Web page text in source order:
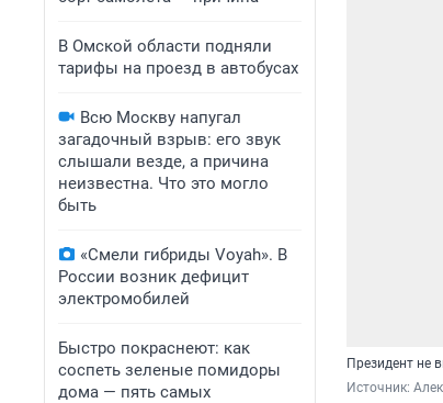
В Омской области подняли
тарифы на проезд в автобусах
Всю Москву напугал
загадочный взрыв: его звук
слышали везде, а причина
неизвестна. Что это могло
быть
«Смели гибриды Voyah». В
России возник дефицит
электромобилей
Быстро покраснеют: как
соспеть зеленые помидоры
дома — пять самых
Президент не
Источник: